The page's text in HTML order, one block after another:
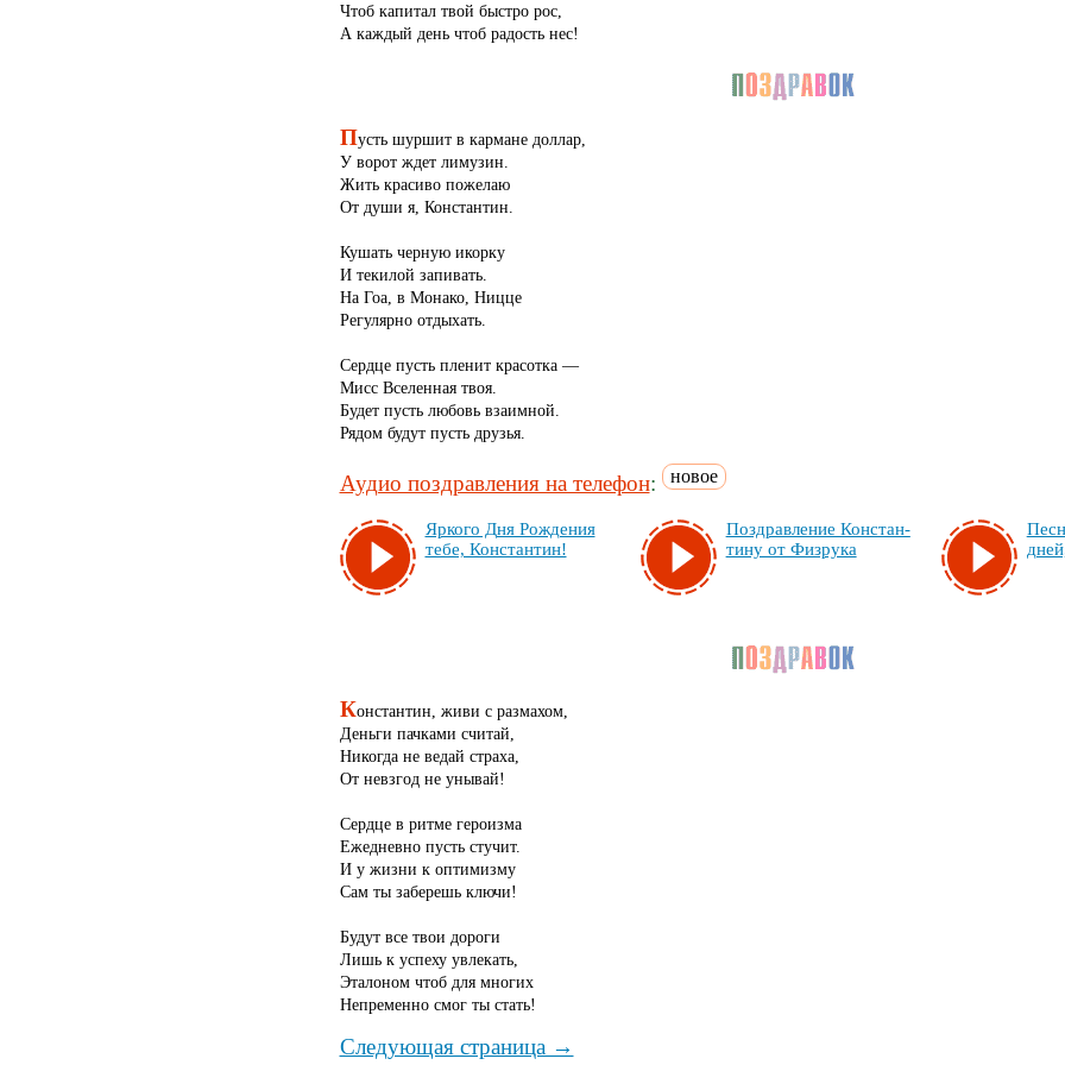
Чтоб капитал твой быстро рос,
А каждый день чтоб радость нес!
Пусть шуршит в кармане доллар,
У ворот ждет лимузин.
Жить красиво пожелаю
От души я, Константин.
Кушать черную икорку
И текилой запивать.
На Гоа, в Монако, Ницце
Регулярно отдыхать.
Сердце пусть пленит красотка —
Мисс Вселенная твоя.
Будет пусть любовь взаимной.
Рядом будут пусть друзья.
Аудио поздравления на телефон: новое
Яр­ко­го Дня Рож­де­ния
те­бе, Кон­стан­тин!
Поз­драв­ле­ние Кон­стан­
ти­ну от Физ­ру­ка
Константин, живи с размахом,
Деньги пачками считай,
Никогда не ведай страха,
От невзгод не унывай!
Сердце в ритме героизма
Ежедневно пусть стучит.
И у жизни к оптимизму
Сам ты заберешь ключи!
Будут все твои дороги
Лишь к успеху увлекать,
Эталоном чтоб для многих
Непременно смог ты стать!
Следующая страница →